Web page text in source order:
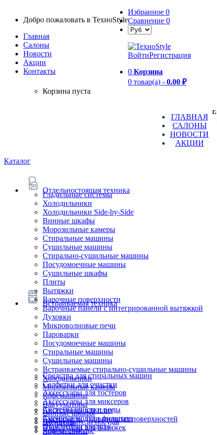
Добро пожаловать в TexноStyle
Главная
Салоны
Новости
Aкции
Контакты
Избранное 0
Сравнение 0
ВойтиРегистрация
0 Корзина
0 товар(а) - 0.00 ₽
Корзина пуста
ГЛАВНАЯ
САЛОНЫ
НОВОСТИ
АКЦИИ
Каталог
Отдельностоящая техника
Гладильные системы
Холодильники
Холодильники Side-by-Side
Винные шкафы
Морозильные камеры
Стиральные машины
Сушильные машины
Стирально-сушильные машины
Посудомоечные машины
Сушильные шкафы
Плиты
Встраиваемая техника
Вытяжки
Варочные поверхности
Варочные панели с интегрированной вытяжкой
Духовки
Микроволновые печи
Пароварки
Посудомоечные машины
Стиральные машины
Сушильные машины
Встраиваемые стирально-сушильные машины
Холодильники
Морозильные камеры
Кофемашины
Вакууматоры
Винные шкафы
Подогреватели посуды
Ящики сомелье
Блендеры
Кофемашины
Очистители воздуха
Системы очистки воды
Сменные модули фильтров
Аксессуары для тостеров
Аксессуары для миксеров
Аксессуары для плит
Аксессуары для варочных поверхностей
Аксессуары для вытяжек
Средства для стиральных машин
Салфетки для очистки